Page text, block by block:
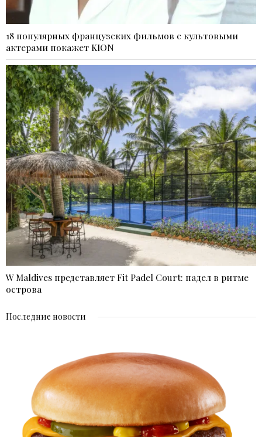
18 популярных французских фильмов с культовыми
актерами покажет KION
W Maldives представляет Fit Padel Court: падел в ритме
острова
Последние новости